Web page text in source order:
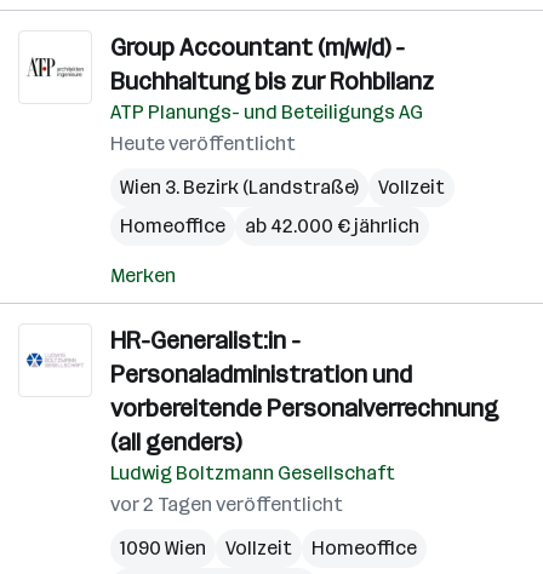
Group Accountant (m/w/d) -
Buchhaltung bis zur Rohbilanz
ATP Planungs- und Beteiligungs AG
Heute veröffentlicht
Wien 3. Bezirk (Landstraße)
Vollzeit
Homeoffice
ab 42.000 € jährlich
Merken
HR-Generalist:in -
Personaladministration und
vorbereitende Personalverrechnung
(all genders)
Ludwig Boltzmann Gesellschaft
vor 2 Tagen veröffentlicht
1090 Wien
Vollzeit
Homeoffice